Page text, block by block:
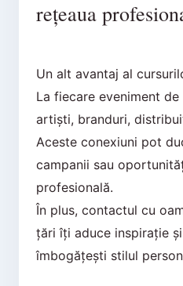
rețeaua
Un alt avantaj al
La fiecare eveniment
artiști, branduri,
Aceste conexiuni pot
campanii sau
profesională.
În plus, contactul cu
țări îți aduce inspirație
îmbogățești stilul